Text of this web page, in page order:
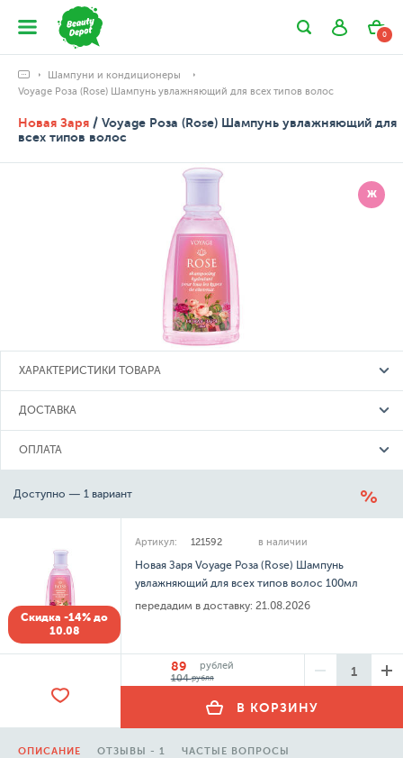
0
Шампуни и кондиционеры
Voyage Роза (Rose) Шампунь увлажняющий для всех типов волос
Новая Заря / Voyage Роза (Rose) Шампунь увлажняющий для
всех типов волос
Ж
ХАРАКТЕРИСТИКИ ТОВАРА
ДОСТАВКА
ОПЛАТА
Доступно — 1 вариант
Скидка -14% до
10.08
Артикул: 121592 в наличии
Новая Заря Voyage Роза (Rose) Шампунь
увлажняющий для всех типов волос 100мл
передадим в доставку: 21.08.2026
89
рублей
104рубля
В КОРЗИНУ
ОПИСАНИЕ ОТЗЫВЫ - 1 ЧАСТЫЕ ВОПРОСЫ